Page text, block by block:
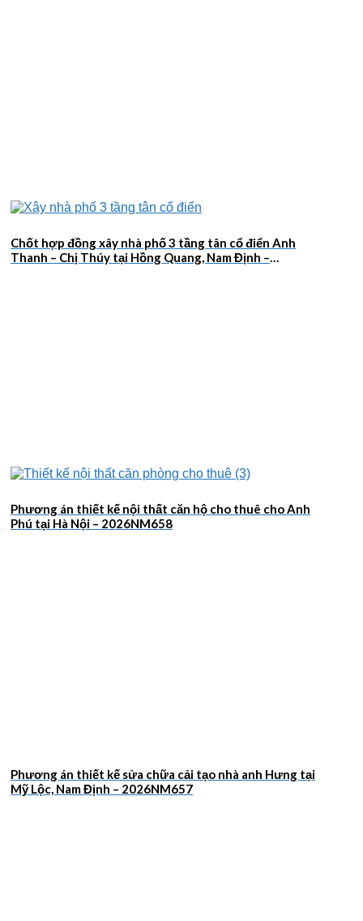
Chốt hợp đồng xây nhà phố 3 tầng tân cổ điển Anh
Thanh – Chị Thúy tại Hồng Quang, Nam Định –
Phương án thiết kế nội thất căn hộ cho thuê cho Anh
Phú tại Hà Nội – 2026NM658
Phương án thiết kế sửa chữa cải tạo nhà anh Hưng tại
Mỹ Lộc, Nam Định – 2026NM657